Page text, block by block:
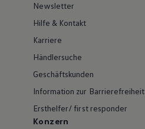
Newsletter
Hilfe & Kontakt
Karriere
Händlersuche
Geschäftskunden
Information zur Barrierefreiheit
Ersthelfer/ first responder
Konzern